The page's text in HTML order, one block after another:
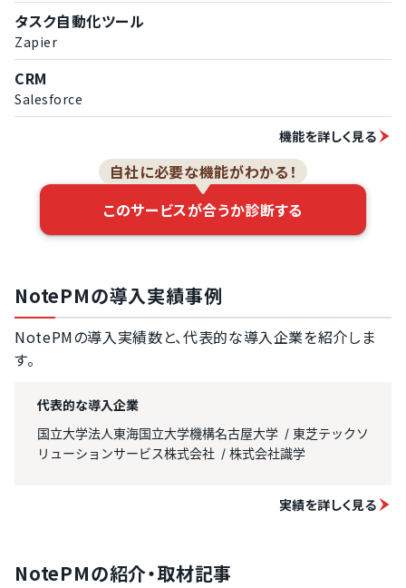
タスク自動化ツール
Zapier
CRM
Salesforce
機能を詳しく見る
自社に必要な機能がわかる！
このサービスが合うか診断する
NotePMの導入実績事例
NotePMの導入実績数と、代表的な導入企業を紹介しま
す。
代表的な導入企業
国立大学法人東海国立大学機構名古屋大学
東芝テックソ
リューションサービス株式会社
株式会社識学
実績を詳しく見る
NotePMの紹介・取材記事